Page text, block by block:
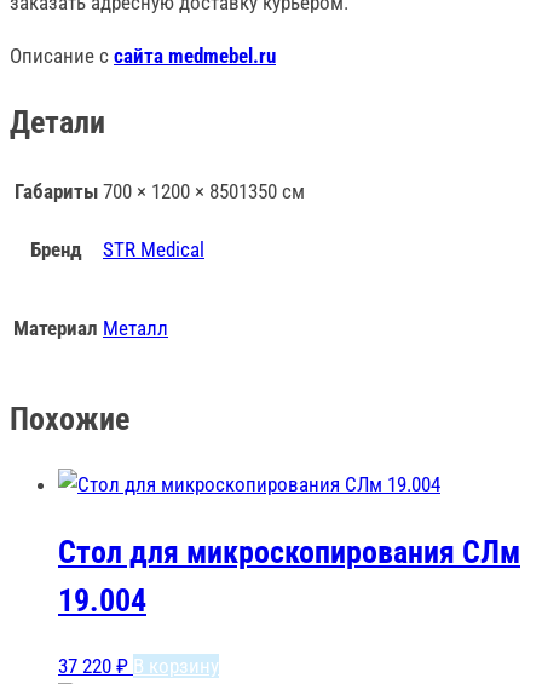
Описание с сайта medmebel.ru
Детали
Габариты 700 × 1200 × 8501350 см
Бренд STR Medical
Материал Металл
Похожие
Стол для микроскопирования СЛм
19.004
37 220 ₽ В корзину